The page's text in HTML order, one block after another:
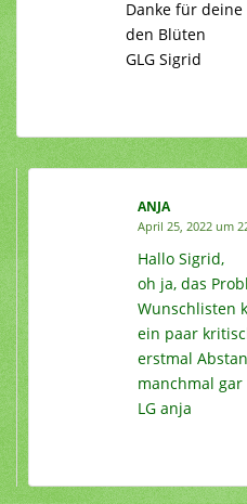
Danke für
den Blüten
GLG Sigrid
ANJA
April 25, 2022 um
Hallo Sigrid,
oh ja, das
Wunschlisten
ein paar
erstmal
manchmal
LG anja